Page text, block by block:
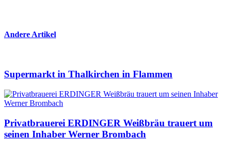
Andere Artikel
Supermarkt in Thalkirchen in Flammen
Privatbrauerei ERDINGER Weißbräu trauert um
seinen Inhaber Werner Brombach